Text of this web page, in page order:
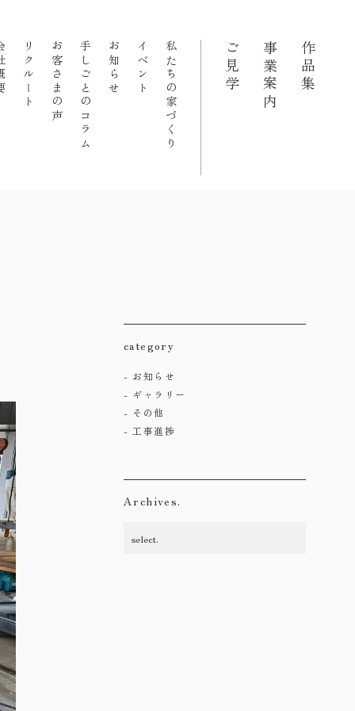
作品集
事業案内
ご見学
私たちの家づくり
イベント
お知らせ
手しごとのコラム
お客さまの声
リクルート
category
お知らせ
ギャラリー
その他
工事進捗
Archives.